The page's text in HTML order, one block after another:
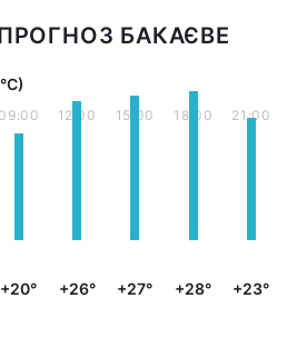
БАКАЄВЕ
09:00
+20°
12:00
+26°
15:00
+27°
18:00
+28°
21:00
+23°